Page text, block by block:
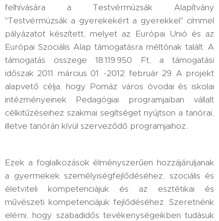
felhívására a Testvérmúzsák Alapítvány
"Testvérmúzsák a gyerekekért a gyerekkel" címmel
pályázatot készített, melyet az Európai Unió és az
Európai Szociális Alap támogatásra méltónak talált. A
támogatás összege 18.119.950 Ft, a támogatási
időszak 2011. március 01. -2012. február 29. A projekt
alapvető célja, hogy Pomáz város óvodai és iskolai
intézményeinek Pedagógiai programjaiban vállalt
célkitűzéseihez szakmai segítséget nyújtson a tanórai,
illetve tanórán kívül szerveződő programjaihoz..
Ezek a foglalkozások élményszerűen hozzájáruljanak
a gyermekek személyiségfejlődéséhez, szociális és
életviteli kompetenciájuk és az esztétikai és
művészeti kompetenciájuk fejlődéséhez. Szeretnénk
elérni, hogy szabadidős tevékenységeikben tudásuk